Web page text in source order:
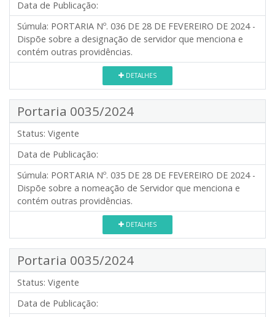
Data de Publicação:
Súmula: PORTARIA Nº. 036 DE 28 DE FEVEREIRO DE 2024 -
Dispõe sobre a designação de servidor que menciona e
contém outras providências.
DETALHES
Portaria 0035/2024
Status: Vigente
Data de Publicação:
Súmula: PORTARIA Nº. 035 DE 28 DE FEVEREIRO DE 2024 -
Dispõe sobre a nomeação de Servidor que menciona e
contém outras providências.
DETALHES
Portaria 0035/2024
Status: Vigente
Data de Publicação: